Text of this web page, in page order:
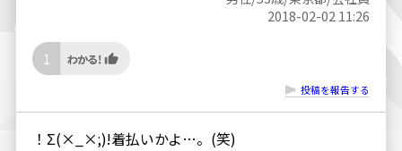
2018-02-02 11:26
1
投稿を報告する
！Σ(×_×;)!着払いかよ…。(笑)